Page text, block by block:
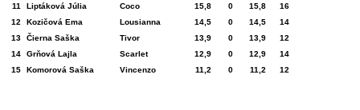
11
Liptáková Júlia Coco 15,8 0 15,8
16
12
Kozičová Ema Lousianna 14,5 0 14,5
14
13
Čierna Saška Tivor 13,9 0 13,9
12
14
Grňová Lajla Scarlet 12,9 0 12,9
14
15
Komorová Saška Vincenzo 11,2 0 11,2 12